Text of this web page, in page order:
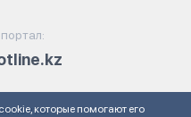
почта:которые помогают его